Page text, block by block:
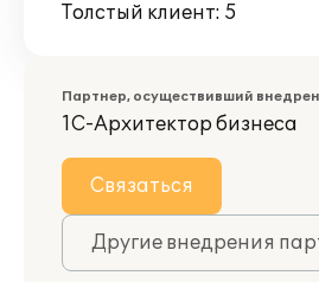
Толстый клиент: 5
Партнер, осуществивший
1С-Архитектор бизнеса
Связаться
Другие внедрения